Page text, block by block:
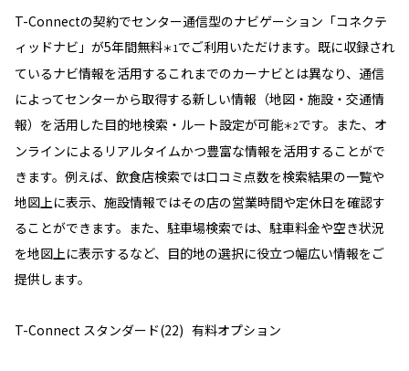
T-Connectの契約でセンター通信型のナビゲーション「コネクテ
ィッドナビ」が5年間無料＊1でご利用いただけます。既に収録され
ているナビ情報を活用するこれまでのカーナビとは異なり、通信
によってセンターから取得する新しい情報（地図・施設・交通情
報）を活用した目的地検索・ルート設定が可能＊2です。また、オ
ンラインによるリアルタイムかつ豊富な情報を活用することがで
きます。例えば、飲食店検索では口コミ点数を検索結果の一覧や
地図上に表示、施設情報ではその店の営業時間や定休日を確認す
ることができます。また、駐車場検索では、駐車料金や空き状況
を地図上に表示するなど、目的地の選択に役立つ幅広い情報をご
提供します。
T-Connect スタンダード(22) 有料オプション